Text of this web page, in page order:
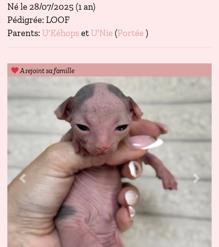
A rejoint sa famille
Previous Next
Né le 28/07/2025 (1 an)
Pédigrée: LOOF
Parents: U'KéhopsetU'Nie (Portée )